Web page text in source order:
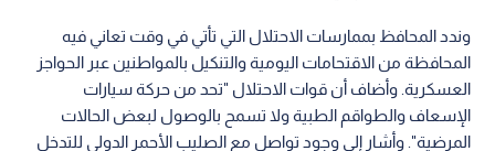
وندد المحافظ بممارسات الاحتلال التي تأتي في وقت تعاني فيه
المحافظة من الاقتحامات اليومية والتنكيل بالمواطنين عبر الحواجز
العسكرية. وأضاف أن قوات الاحتلال "تحد من حركة سيارات
الإسعاف والطواقم الطبية ولا تسمح بالوصول لبعض الحالات
المرضية". وأشار إلى وجود تواصل مع الصليب الأحمر الدولي للتدخل